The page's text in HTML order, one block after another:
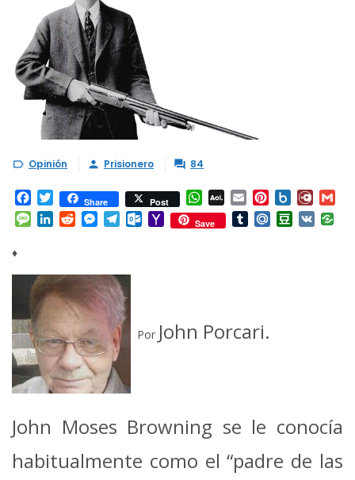
 Opinión  Prisionero  84
Facebook
TwitterShare Post WhatsApp
AOL
Mail
Email Pinterest
Box.net
Message
LinkedIn
RedditMessenger
Telegram
Outlook.com
Yahoo
Mail
Save TumblrMail.RuDouban
VK
♦
Por John Porcari.
John Moses Browning se le conocía
habitualmente como el “padre de las